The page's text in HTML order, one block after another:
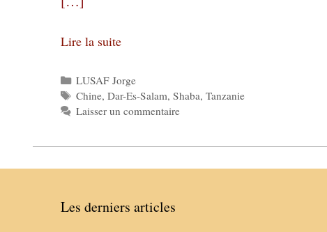
Lire la suite
Catégories
LUSAF Jorge
Étiquettes
Chine,Dar-Es-Salam,Shaba,Tanzanie
Laisser un commentaire
Les derniers articles